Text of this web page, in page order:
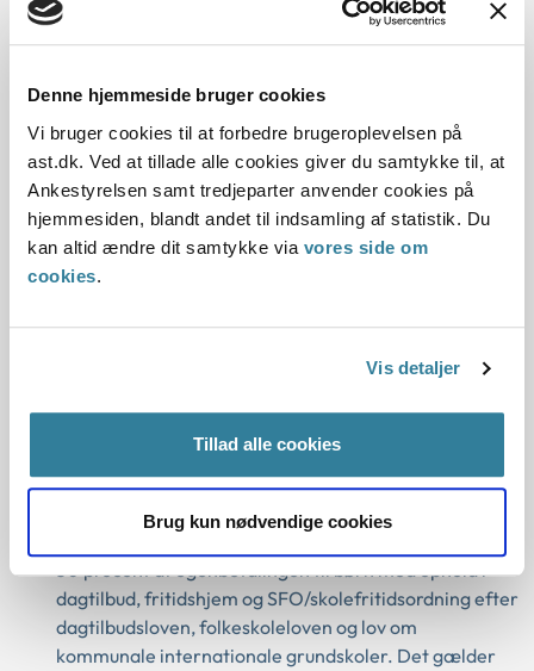
Denne hjemmeside bruger cookies
Vi bruger cookies til at forbedre brugeroplevelsen på
ast.dk. Ved at tillade alle cookies giver du samtykke til, at
Ankestyrelsen samt tredjeparter anvender cookies på
hjemmesiden, blandt andet til indsamling af statistik. Du
kan altid ændre dit samtykke via vores side om
cookies.
Vis detaljer
Tillad alle cookies
Brug kun nødvendige cookies
betydning for retten til behandlingsmæssigt fripladstilskud.
behandlingsmæssigt fripladstilskud med, at forældrene
alligevel ville have behov for at få barnet passet, imens de
er på arbejde.
Det betyder også, at kommunen heller ikke kan begrunde
et afslag med, at forældrene selv har tid til at passe barnet,
fordi en eller begge forældre ikke har et arbejde.
Tilskuddets størrelse
Hvis betingelserne er opfyldt, skal kommunen give
behandlingsmæssigt fripladstilskud. Tilskuddet er på enten
50 eller 100 procent af egenbetalingen afhængigt af det
Behandlingsmæssigt fripladstilskud udgør:
50 procent af egenbetalingen til børn med ophold i
dagtilbud, fritidshjem og SFO/skolefritidsordning efter
dagtilbudsloven, folkeskoleloven og lov om
kommunale internationale grundskoler. Det gælder